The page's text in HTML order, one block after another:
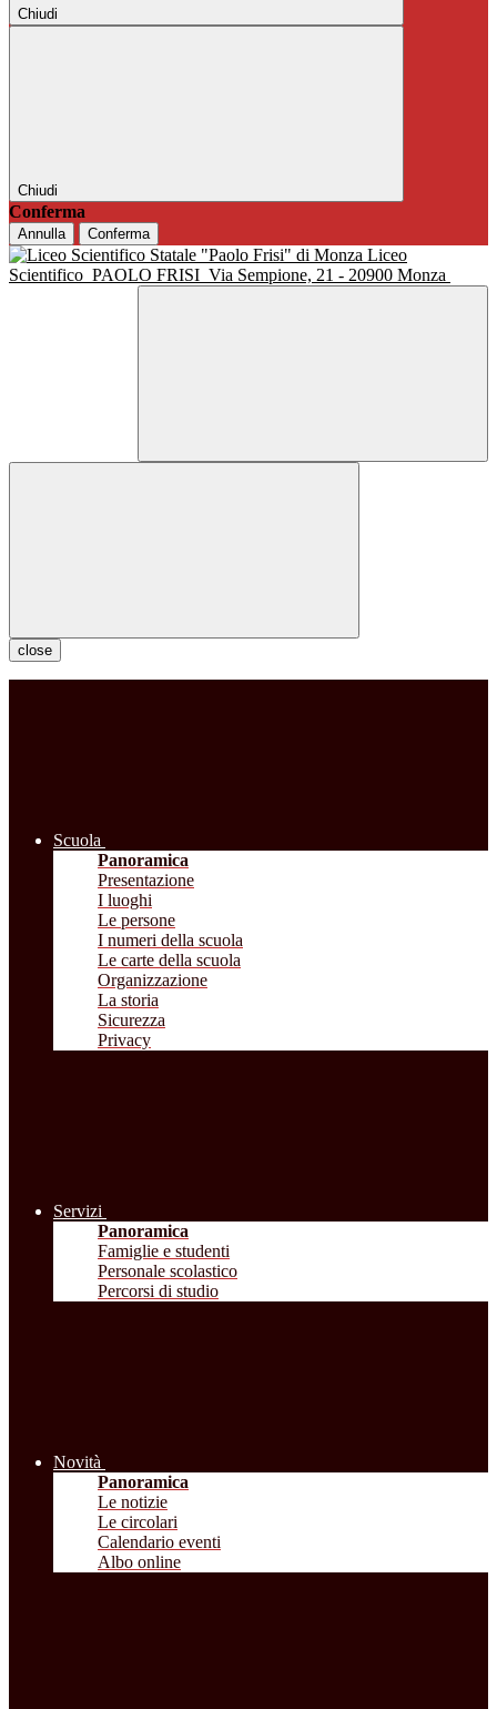
Chiudi
Chiudi
Conferma
Annulla Conferma
Liceo
Scientifico PAOLO FRISI Via Sempione, 21 - 20900 Monza
close
Scuola
Panoramica
Presentazione
I luoghi
Le persone
I numeri della scuola
Le carte della scuola
Organizzazione
La storia
Sicurezza
Privacy
Servizi
Panoramica
Famiglie e studenti
Personale scolastico
Percorsi di studio
Novità
Panoramica
Le notizie
Le circolari
Calendario eventi
Albo online